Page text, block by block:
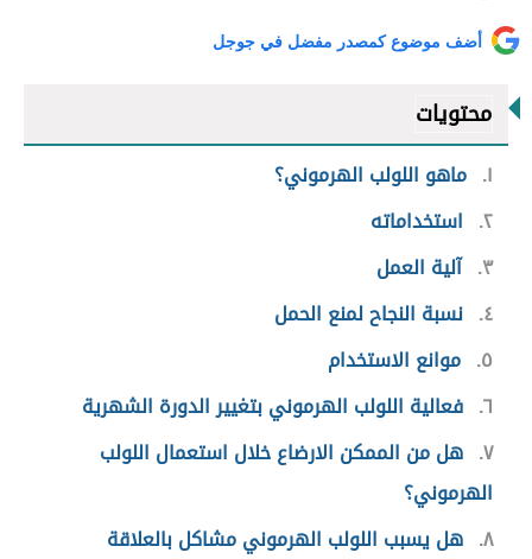
أضف موضوع كمصدر مفضل في جوجل
محتويات
١ ماهو اللولب الهرموني؟
٢ استخداماته
٣ آلية العمل
٤ نسبة النجاح لمنع الحمل
٥ موانع الاستخدام
٦ فعالية اللولب الهرموني بتغيير الدورة الشهرية
٧ هل من الممكن الارضاع خلال استعمال اللولب
الهرموني؟
٨ هل يسبب اللولب الهرموني مشاكل بالعلاقة